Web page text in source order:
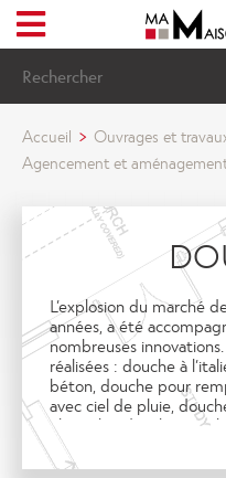
Menu
Accueil
Ouvrages et
Agencement et
L’explosion du marché
années, a été
nombreuses
réalisées : douche à
béton, douche pour
avec ciel de pluie,
ultra-plat, douche à
PMR (Personne à